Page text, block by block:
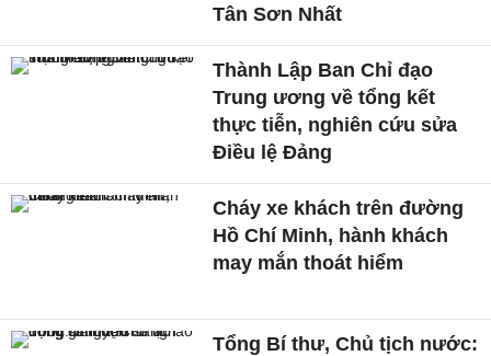
Tân Sơn Nhất
Thành Lập Ban Chỉ đạo
Trung ương về tổng kết
thực tiễn, nghiên cứu sửa
Điều lệ Đảng
Cháy xe khách trên đường
Hồ Chí Minh, hành khách
may mắn thoát hiểm
Tổng Bí thư, Chủ tịch nước: